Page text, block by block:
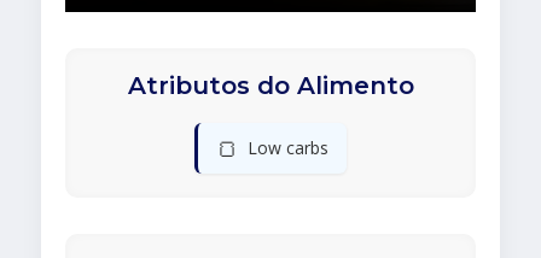
Atributos do Alimento
🍞 Low carbs